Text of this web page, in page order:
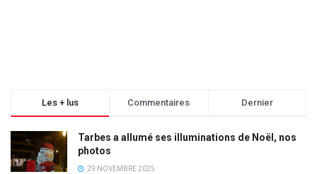
Les + lus Commentaires Dernier
Tarbes a allumé ses illuminations de Noël, nos
photos
29 NOVEMBRE 2025